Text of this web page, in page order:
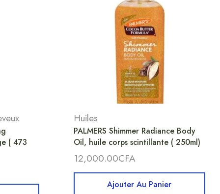
( 473
Huiles
PALMERS Shimmer Radiance Body
Oil, huile corps scintillante ( 250ml)
12,000.00CFA
Ajouter Au Panier